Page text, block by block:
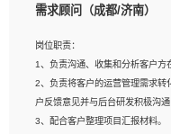
2、2年以上图像处理开发经验，
建深度学习系统环境；
4、熟悉OPENCV、HALCON等
5、熟悉主流的分类算法、聚类
的进行业务建模；
6、对OCR领域有深入的研究，
需求顾问（成都/济南）
岗位职责：
1、负责沟通、收集和分析客户方
2、负责将客户的运营管理需求转
户反馈意见并与后台研发积极沟
3、配合客户整理项目汇报材料。